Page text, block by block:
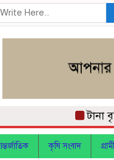
টানা
কৃষি সংবাদ